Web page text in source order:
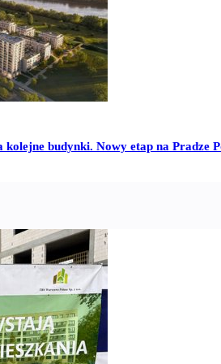
kolejne budynki. Nowy etap na Pradze